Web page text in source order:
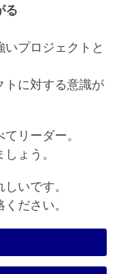
る
プロジェクトと
トに対する意識が
リーダー。
ょう。
いです。
ださい。